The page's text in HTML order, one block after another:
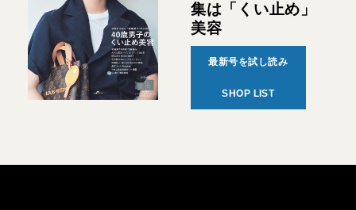
集は「くい止め」
美容
最新号を試し読み
SHOP LIST